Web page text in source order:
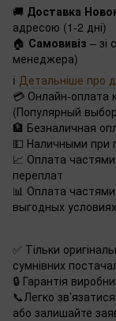
🚚 Доставка
адресою (1-2 дні)
🏠 Самовивіз – зі
менеджера)
ℹ️ Детальніше про
💳 Онлайн-оплата
(Популярный
🏦 Безналичная
💵 Наличными при
📈 Оплата
переплат
📊 Оплата
выгодных условиях
✅ Тільки
сумнівних
🔒 Гарантія
📞Легко
або залишайте